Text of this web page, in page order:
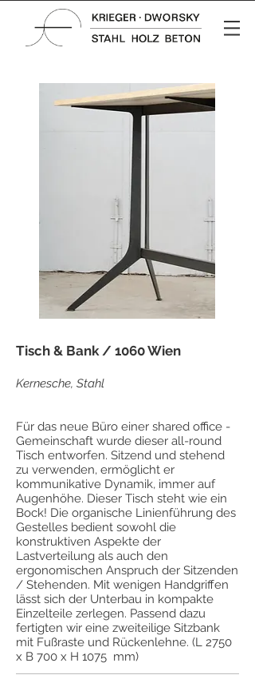
Tisch & Bank / 1060 Wien
Kernesche, Stahl
Für das neue Büro einer shared office -
Gemeinschaft wurde dieser all-round
Tisch entworfen. Sitzend und stehend
zu verwenden, ermöglicht er
kommunikative Dynamik, immer auf
Augenhöhe. Dieser Tisch steht wie ein
Bock! Die organische Linienführung des
Gestelles bedient sowohl die
konstruktiven Aspekte der
Lastverteilung als auch den
ergonomischen Anspruch der Sitzenden
/ Stehenden. Mit wenigen Handgriffen
lässt sich der Unterbau in kompakte
Einzelteile zerlegen. Passend dazu
fertigten wir eine zweiteilige Sitzbank
mit Fußraste und Rückenlehne. (L 2750
x B 700 x H 1075 mm)